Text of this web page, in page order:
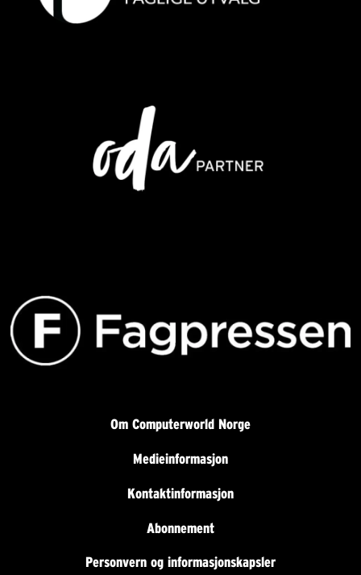
Om Computerworld Norge
Medieinformasjon
Kontaktinformasjon
Abonnement
Personvern og informasjonskapsler